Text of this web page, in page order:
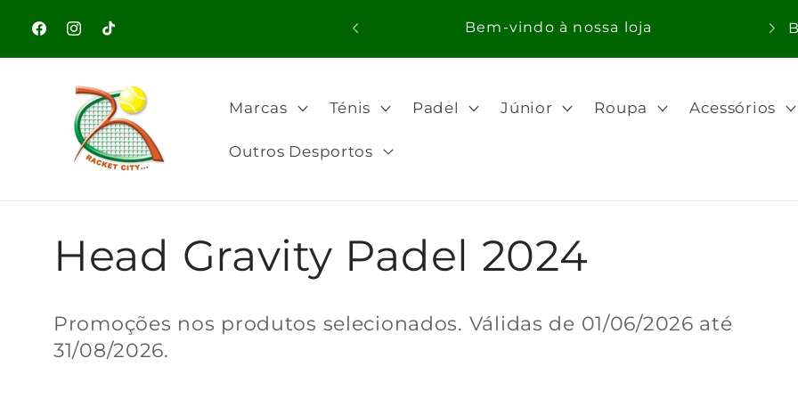
para o
conteúdo
Facebook
Instagram
TikTok
Bem-vindo à nossa loja
P
a
Marcas Ténis Padel Júnior Roupa Acessórios
Outros Desportos
C
o
l
Head Gravity Padel 2024
Promoções nos produtos selecionados. Válidas de 01/06/2026 até
31/08/2026.